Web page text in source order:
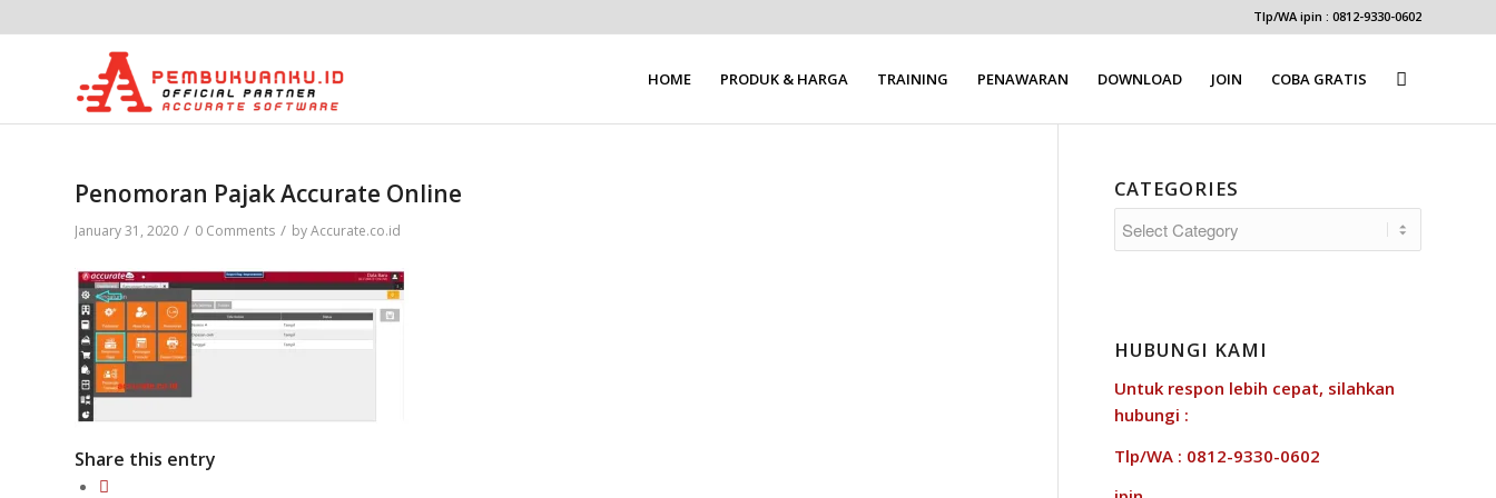
Tlp/WA ipin : 0812-9330-0602
HOME PRODUK & HARGA TRAINING PENAWARAN DOWNLOAD JOIN COBA GRATIS
Penomoran Pajak Accurate Online
January 31, 2020 / 0 Comments / byAccurate.co.id
Share this entry
CATEGORIES
Categories
HUBUNGI KAMI
Untuk respon lebih cepat, silahkan
hubungi :
Tlp/WA : 0812-9330-0602